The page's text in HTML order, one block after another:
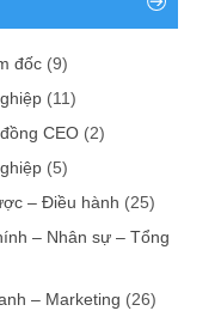
đốc (9)
(11)
CEO (2)
(5)
– Điều hành (25)
– Nhân sự – Tổng
– Marketing (26)